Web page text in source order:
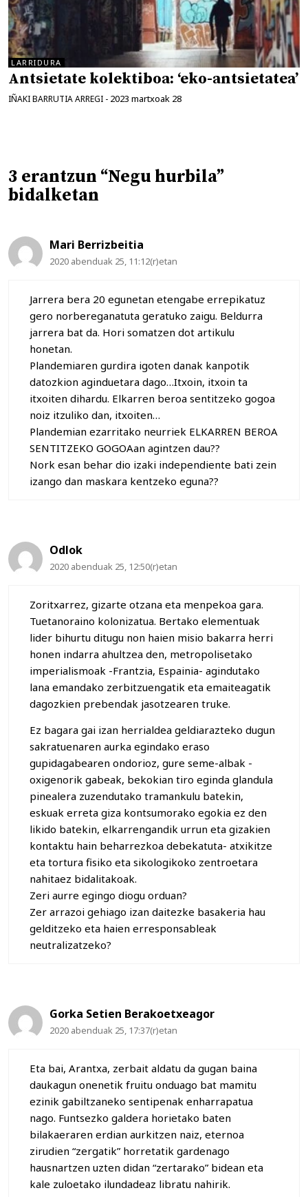
LARRIDURA
Antsietate kolektiboa: ‘eko-antsietatea’
IÑAKI BARRUTIA ARREGI - 2023 martxoak 28
3 erantzun “Negu hurbila”
bidalketan
Mari Berrizbeitia
2020 abenduak 25, 11:12(r)etan
Jarrera bera 20 egunetan etengabe errepikatuz
gero norbereganatuta geratuko zaigu. Beldurra
jarrera bat da. Hori somatzen dot artikulu
honetan.
Plandemiaren gurdira igoten danak kanpotik
datozkion aginduetara dago…Itxoin, itxoin ta
itxoiten dihardu. Elkarren beroa sentitzeko gogoa
noiz itzuliko dan, itxoiten…
Plandemian ezarritako neurriek ELKARREN BEROA
SENTITZEKO GOGOAan agintzen dau??
Nork esan behar dio izaki independiente bati zein
izango dan maskara kentzeko eguna??
Odlok
2020 abenduak 25, 12:50(r)etan
Zoritxarrez, gizarte otzana eta menpekoa gara.
Tuetanoraino kolonizatua. Bertako elementuak
lider bihurtu ditugu non haien misio bakarra herri
honen indarra ahultzea den, metropolisetako
imperialismoak -Frantzia, Espainia- agindutako
lana emandako zerbitzuengatik eta emaiteagatik
dagozkien prebendak jasotzearen truke.
Ez bagara gai izan herrialdea geldiarazteko dugun
sakratuenaren aurka egindako eraso
gupidagabearen ondorioz, gure seme-albak -
oxigenorik gabeak, bekokian tiro eginda glandula
pinealera zuzendutako tramankulu batekin,
eskuak erreta giza kontsumorako egokia ez den
likido batekin, elkarrengandik urrun eta gizakien
kontaktu hain beharrezkoa debekatuta- atxikitze
eta tortura fisiko eta sikologikoko zentroetara
nahitaez bidalitakoak.
Zeri aurre egingo diogu orduan?
Zer arrazoi gehiago izan daitezke basakeria hau
gelditzeko eta haien erresponsableak
neutralizatzeko?
Gorka Setien Berakoetxeagor
2020 abenduak 25, 17:37(r)etan
Eta bai, Arantxa, zerbait aldatu da gugan baina
daukagun onenetik fruitu onduago bat mamitu
ezinik gabiltzaneko sentipenak enharrapatua
nago. Funtsezko galdera horietako baten
bilakaeraren erdian aurkitzen naiz, eternoa
zirudien “zergatik” horretatik gardenago
hausnartzen uzten didan “zertarako” bidean eta
kale zuloetako ilundadeaz libratu nahirik.